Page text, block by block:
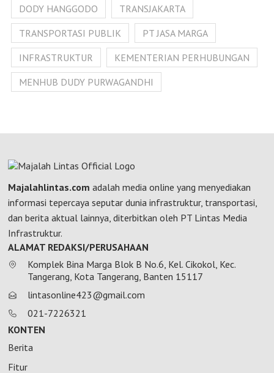
DODY HANGGODO
TRANSJAKARTA
TRANSPORTASI PUBLIK
PT JASA MARGA
INFRASTRUKTUR
KEMENTERIAN PERHUBUNGAN
MENHUB DUDY PURWAGANDHI
Majalahlintas.com adalah media online yang menyediakan
informasi tepercaya seputar dunia infrastruktur, transportasi,
dan berita aktual lainnya, diterbitkan oleh PT Lintas Media
Infrastruktur.
ALAMAT REDAKSI/PERUSAHAAN
Komplek Bina Marga Blok B No.6, Kel. Cikokol, Kec.
Tangerang, Kota Tangerang, Banten 15117
lintasonline423@gmail.com
021-7226321
KONTEN
Berita
Fitur